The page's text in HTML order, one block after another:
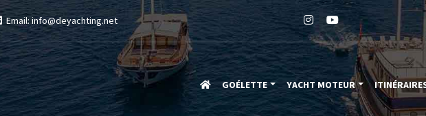
Email: info@deyachting.net
GOÉLETTE YACHT MOTEUR